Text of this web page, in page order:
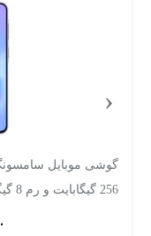
256 گیگابایت و رم 8 گیگابایت - ویتنام
‹